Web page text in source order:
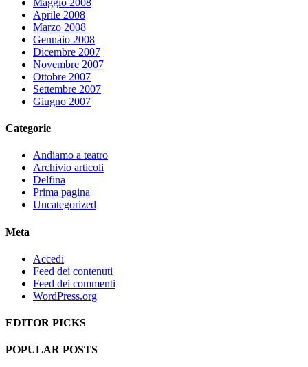
Aprile 2008
Marzo 2008
Gennaio 2008
Dicembre 2007
Novembre 2007
Ottobre 2007
Settembre 2007
Giugno 2007
Categorie
Andiamo a teatro
Archivio articoli
Delfina
Prima pagina
Uncategorized
Meta
Accedi
Feed dei contenuti
Feed dei commenti
WordPress.org
EDITOR PICKS
POPULAR POSTS